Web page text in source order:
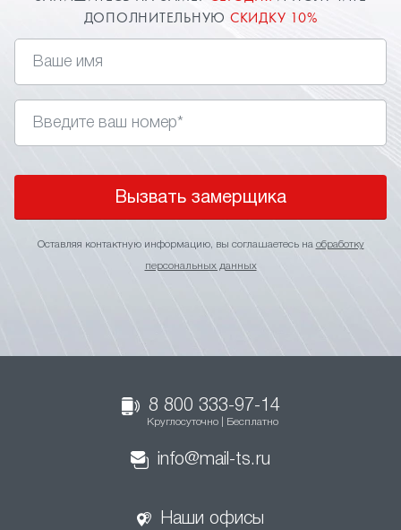
и устранит любые проблемы с потолочными
ДОПОЛНИТЕЛЬНУЮ СКИДКУ 10%
Вызвать замерщика
Оставляя контактную информацию, вы соглашаетесь на обработку
персональных данных
8 800 333-97-14
Круглосуточно | Бесплатно
info@mail-ts.ru
Наши офисы